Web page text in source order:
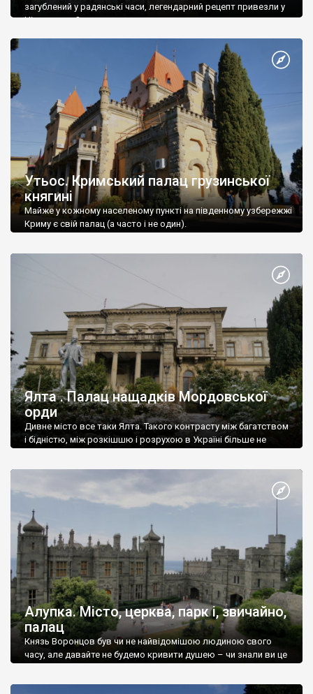
загублений у радянські часи, легендарний рецепт привезли у
Ніжин греки?
Утьос. Кримський палац грузинської
княгині
Майже у кожному населеному пункті на південному узбережжі
Криму є свій палац (а часто і не один).
Ялта . Палац нащадків Мордовської
орди
Дивне місто все таки Ялта. Такого контрасту між багатством
і бідністю, між розкішшю і розрухою в Україні більше не
Алупка. Місто, церква, парк і, звичайно,
палац
Князь Воронцов був чи не найвідомішою людиною свого
часу, але давайте не будемо кривити душею – чи знали ви це